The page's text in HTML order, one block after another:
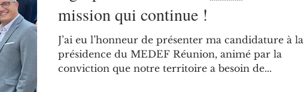
mission qui continue !
J’ai eu l’honneur de présenter ma candidature à la
présidence du MEDEF Réunion, animé par la
conviction que notre territoire a besoin de...